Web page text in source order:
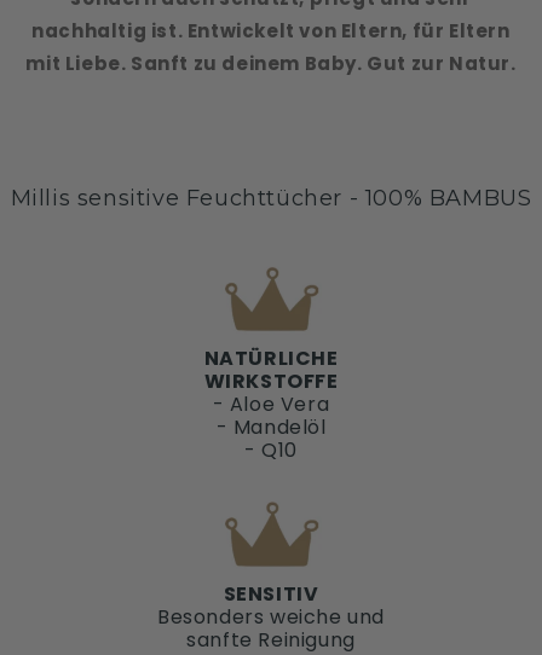
nachhaltig ist. Entwickelt von Eltern, für Eltern
mit Liebe. Sanft zu deinem Baby. Gut zur Natur.
Millis sensitive Feuchttücher - 100% BAMBUS
NATÜRLICHE
WIRKSTOFFE
- Aloe Vera
- Mandelöl
- Q10
SENSITIV
Besonders weiche und
sanfte Reinigung